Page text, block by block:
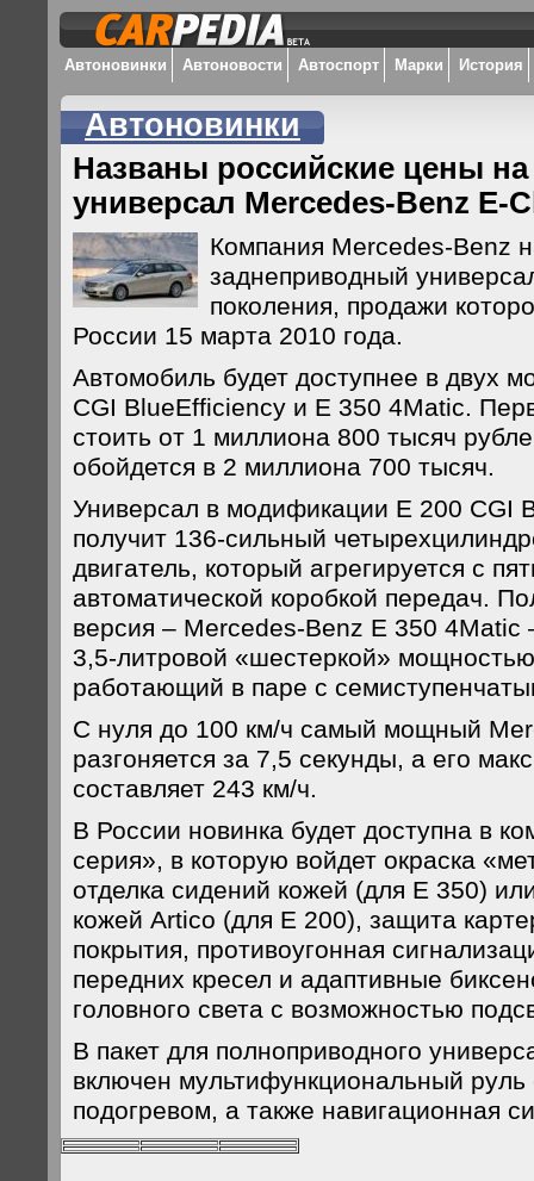
Автоновинки Автоновости Автоспорт Марки История
Автоновинки
Названы российские цены
универсал Mercedes-Benz E-
Компания Mercedes-Benz
заднеприводный
поколения, продажи
России 15 марта 2010 года.
Автомобиль будет доступнее в двух
CGI BlueEfficiency и E 350 4Matic.
стоить от 1 миллиона 800 тысяч
обойдется в 2 миллиона 700 тысяч.
Универсал в модификации E 200 CGI
получит 136-сильный
двигатель, который агрегируется с
автоматической коробкой передач.
версия – Mercedes-Benz E 350 4Matic
3,5-литровой «шестеркой»
работающий в паре с
С нуля до 100 км/ч самый мощный
разгоняется за 7,5 секунды, а его
составляет 243 км/ч.
В России новинка будет доступна в
серия», в которую войдет окраска
отделка сидений кожей (для Е 350)
кожей Artico (для Е 200), защита
покрытия, противоугонная
передних кресел и адаптивные
головного света с возможностью
В пакет для полноприводного
включен мультифункциональный руль
подогревом, а также навигационная